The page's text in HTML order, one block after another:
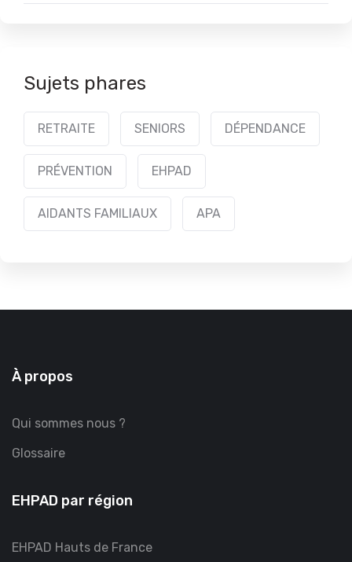
Sujets phares
RETRAITE SENIORS DÉPENDANCE
PRÉVENTION EHPAD
AIDANTS FAMILIAUX APA
À propos
Qui sommes nous ?
Glossaire
EHPAD par région
EHPAD Hauts de France